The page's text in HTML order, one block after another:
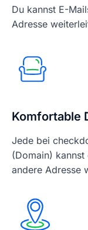
Du kannst E-
Adresse
Komfortable
Jede bei
(Domain)
andere Adresse